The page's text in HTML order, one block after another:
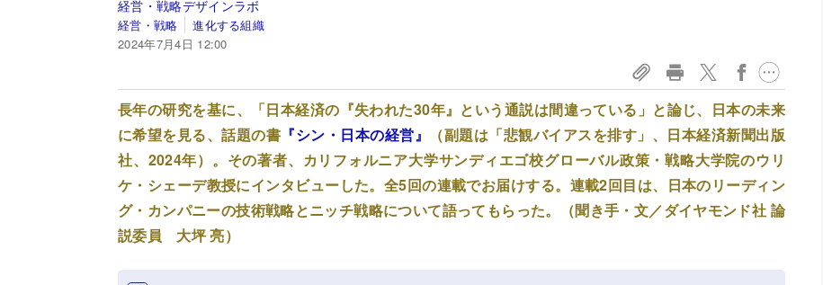
経営・戦略デザインラボ
経営・戦略
進化する組織
2024年7月4日 12:00
長年の研究を基に、「日本経済の『失われた30年』という通説は間違っている」と論じ、日本の未来
に希望を見る、話題の書 『シン・日本の経営』
（副題は「悲観バイアスを排す」、日本経済新聞出版
社、2024年）。その著者、カリフォルニア大学サンディエゴ校グローバル政策・戦略大学院のウリ
ケ・シェーデ教授にインタビューした。全5回の連載でお届けする。連載2回目は、日本のリーディン
グ・カンパニーの技術戦略とニッチ戦略について語ってもらった。（聞き手・文／ダイヤモンド社 論
説委員 大坪 亮）